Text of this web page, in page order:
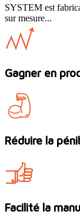
SYSTEM est
sur mesure...
Gagner en
Réduire la
Facilité la